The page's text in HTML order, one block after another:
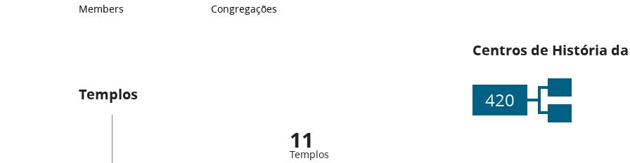
Members Congregações
Centros de História
420
Templos
11
Templos